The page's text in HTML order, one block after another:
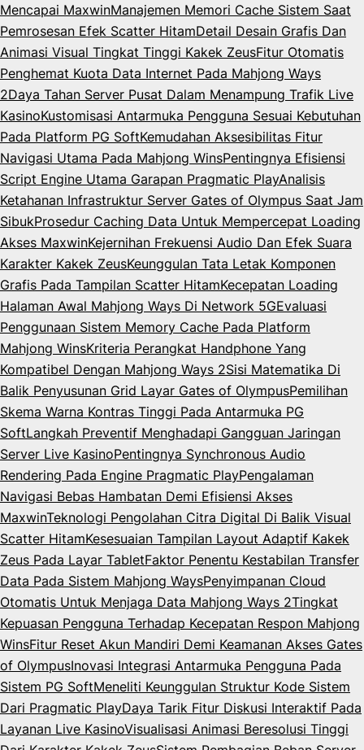
Mencapai MaxwinManajemen Memori Cache Sistem Saat
Pemrosesan Efek Scatter HitamDetail Desain Grafis Dan
Animasi Visual Tingkat Tinggi Kakek ZeusFitur Otomatis
Penghemat Kuota Data Internet Pada Mahjong Ways
2Daya Tahan Server Pusat Dalam Menampung Trafik Live
KasinoKustomisasi Antarmuka Pengguna Sesuai Kebutuhan
Pada Platform PG SoftKemudahan Aksesibilitas Fitur
Navigasi Utama Pada Mahjong WinsPentingnya Efisiensi
Script Engine Utama Garapan Pragmatic PlayAnalisis
Ketahanan Infrastruktur Server Gates of Olympus Saat Jam
SibukProsedur Caching Data Untuk Mempercepat Loading
Akses MaxwinKejernihan Frekuensi Audio Dan Efek Suara
Karakter Kakek ZeusKeunggulan Tata Letak Komponen
Grafis Pada Tampilan Scatter HitamKecepatan Loading
Halaman Awal Mahjong Ways Di Network 5GEvaluasi
Penggunaan Sistem Memory Cache Pada Platform
Mahjong WinsKriteria Perangkat Handphone Yang
Kompatibel Dengan Mahjong Ways 2Sisi Matematika Di
Balik Penyusunan Grid Layar Gates of OlympusPemilihan
Skema Warna Kontras Tinggi Pada Antarmuka PG
SoftLangkah Preventif Menghadapi Gangguan Jaringan
Server Live KasinoPentingnya Synchronous Audio
Rendering Pada Engine Pragmatic PlayPengalaman
Navigasi Bebas Hambatan Demi Efisiensi Akses
MaxwinTeknologi Pengolahan Citra Digital Di Balik Visual
Scatter HitamKesesuaian Tampilan Layout Adaptif Kakek
Zeus Pada Layar TabletFaktor Penentu Kestabilan Transfer
Data Pada Sistem Mahjong WaysPenyimpanan Cloud
Otomatis Untuk Menjaga Data Mahjong Ways 2Tingkat
Kepuasan Pengguna Terhadap Kecepatan Respon Mahjong
WinsFitur Reset Akun Mandiri Demi Keamanan Akses Gates
of OlympusInovasi Integrasi Antarmuka Pengguna Pada
Sistem PG SoftMeneliti Keunggulan Struktur Kode Sistem
Dari Pragmatic PlayDaya Tarik Fitur Diskusi Interaktif Pada
Layanan Live KasinoVisualisasi Animasi Beresolusi Tinggi